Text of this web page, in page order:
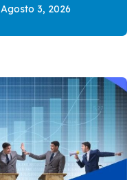
Agosto 3, 2026